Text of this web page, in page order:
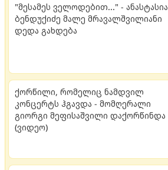
"მესამეს ველოდებით..." - ანასტასია
ბენდუქიძე მალე მრავალშვილიანი
დედა გახდება
ქორწილი, რომელიც ნამდვილ
კონცერტს ჰგავდა - მომღერალი
გიორგი მეფისაშვილი დაქორწინდა
(ვიდეო)